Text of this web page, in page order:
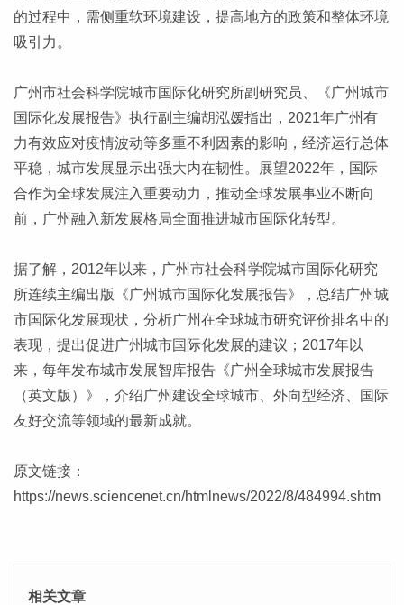
的过程中，需侧重软环境建设，提高地方的政策和整体环境
吸引力。
广州市社会科学院城市国际化研究所副研究员、《广州城市
国际化发展报告》执行副主编胡泓媛指出，2021年广州有
力有效应对疫情波动等多重不利因素的影响，经济运行总体
平稳，城市发展显示出强大内在韧性。展望2022年，国际
合作为全球发展注入重要动力，推动全球发展事业不断向
前，广州融入新发展格局全面推进城市国际化转型。
据了解，2012年以来，广州市社会科学院城市国际化研究
所连续主编出版《广州城市国际化发展报告》，总结广州城
市国际化发展现状，分析广州在全球城市研究评价排名中的
表现，提出促进广州城市国际化发展的建议；2017年以
来，每年发布城市发展智库报告《广州全球城市发展报告
（英文版）》，介绍广州建设全球城市、外向型经济、国际
友好交流等领域的最新成就。
原文链接：
https://news.sciencenet.cn/htmlnews/2022/8/484994.shtm
相关文章